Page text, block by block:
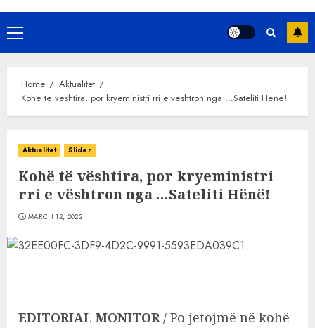
Primary
Menu
Home
Aktualitet
Kohë të vështira, por kryeministri rri e vështron nga …Sateliti Hënë!
Aktualitet Slider
Kohë të vështira, por kryeministri
rri e vështron nga …Sateliti Hënë!
MARCH 12, 2022
EDITORIAL MONITOR/ Po jetojmë në kohë